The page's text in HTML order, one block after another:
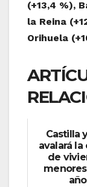
(+13,4 %),
la Reina
Orihuela
Castilla
avalará la
de